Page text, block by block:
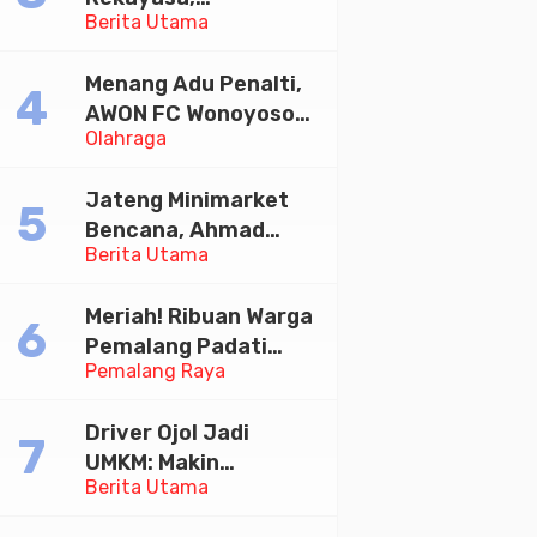
Berita Utama
Universitas
Diskusi Desain
Olahraga
Menang Adu Penalti,
AWON FC Wonoyoso
Juara Bhayangkara
Berita Utama
Jateng Minimarket
Bencana, Ahmad
Luthfi Minta PMI Jadi
Pemalang Raya
Meriah! Ribuan Warga
Pemalang Padati
Kirab Festival Kamir
Berita Utama
Driver Ojol Jadi
UMKM: Makin
Sejahtera atau